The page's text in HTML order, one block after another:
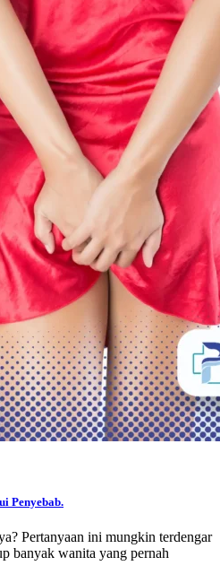
Penyebab.
Pertanyaan ini mungkin terdengar
banyak wanita yang pernah